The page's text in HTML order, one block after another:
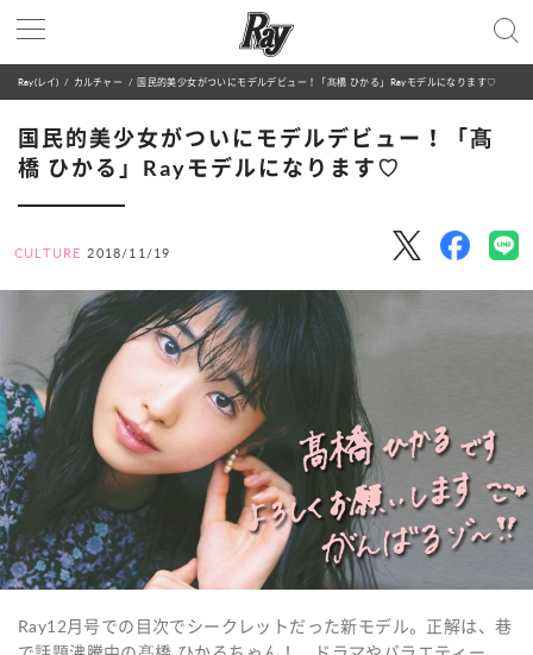
Ray(レイ) カルチャー 国民的美少女がついにモデルデビュー！「髙橋 ひかる」Rayモデルになります♡
国民的美少女がついにモデルデビュー！「髙
橋 ひかる」Rayモデルになります♡
CULTURE 2018/11/19
Ray12月号での目次でシークレットだった新モデル。正解は、巷